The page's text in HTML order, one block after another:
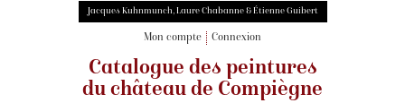
Jacques Kuhnmunch, Laure Chabanne & Étienne Guibert
Mon compte Connexion
Catalogue des peintures
du château de Compiègne